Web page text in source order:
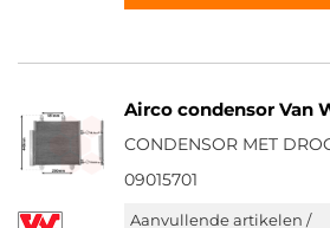
Airco condensor Van
CONDENSOR MET
09015701
Aanvullende artikelen /